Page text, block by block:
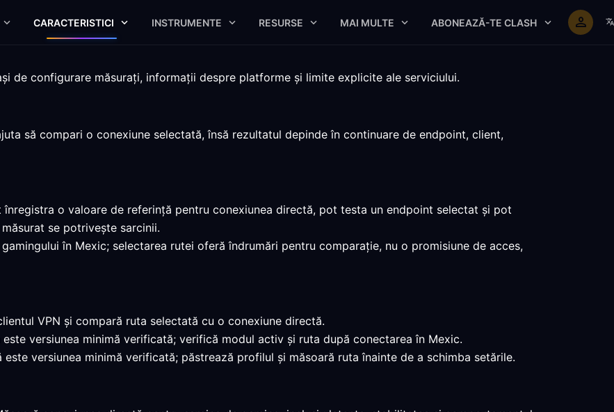
CARACTERISTICI INSTRUMENTE RESURSE MAI MULTE ABONEAZĂ-TE CLASH
de configurare măsurați, informații despre platforme și limite explicite ale serviciului.
să compari o conexiune selectată, însă rezultatul depinde în continuare de endpoint, client,
o valoare de referință pentru conexiunea directă, pot testa un endpoint selectat și pot
se potrivește sarcinii.
în Mexic; selectarea rutei oferă îndrumări pentru comparație, nu o promisiune de acces,
VPN și compară ruta selectată cu o conexiune directă.
versiunea minimă verificată; verifică modul activ și ruta după conectarea în Mexic.
este versiunea minimă verificată; păstrează profilul și măsoară ruta înainte de a schimba setările.